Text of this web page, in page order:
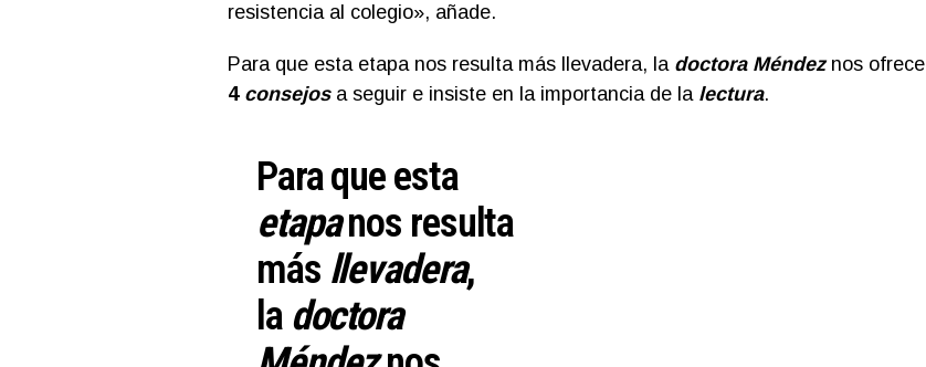
resistencia al colegio», añade.
Para que esta etapa nos resulta más llevadera, la doctora Méndeznos ofrece
4 consejosa seguir e insiste en la importancia de la lectura.
Para que esta
etapanos resulta
más llevadera,
la doctora